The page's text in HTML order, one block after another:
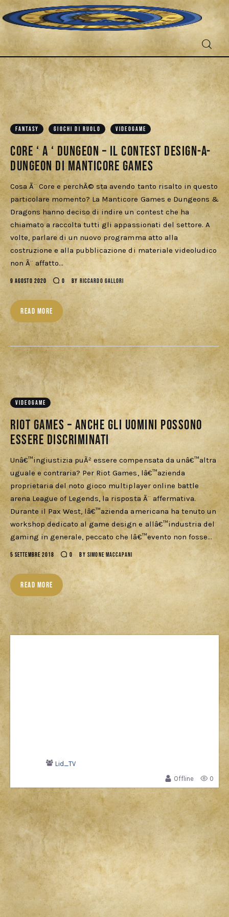
Fantascienza
Fantasy
Games
Recensioni
Libri e fumetti
Cercatori
Download
FANTASY GIOCHI DI RUOLO VIDEOGAME
Core ‘ A ‘ Dungeon – il contest Design-a-
Dungeon di Manticore Games
Cosa Ã¨ Core e perchÃ© sta avendo tanto risalto in questo
particolare momento? La Manticore Games e Dungeons &
Dragons hanno deciso di indire un contest che ha
chiamato a raccolta tutti gli appassionati del settore. A
volte, parlare di un nuovo programma atto alla
costruzione e alla pubblicazione di materiale videoludico
non Ã¨ affatto…
9 AGOSTO 2020 0 BY RICCARDO GALLORI
READ MORE
VIDEOGAME
Riot Games – Anche gli uomini possono
essere discriminati
Unâ€™ingiustizia puÃ² essere compensata da unâ€™altra
uguale e contraria? Per Riot Games, lâ€™azienda
proprietaria del noto gioco multiplayer online battle
arena League of Legends, la risposta Ã¨ affermativa.
Durante il Pax West, lâ€™azienda americana ha tenuto un
workshop dedicato al game design e allâ€™industria del
gaming in generale, peccato che lâ€™evento non fosse…
5 SETTEMBRE 2018 0 BY SIMONE MACCAPANI
READ MORE
Lid_TV
Offline
0